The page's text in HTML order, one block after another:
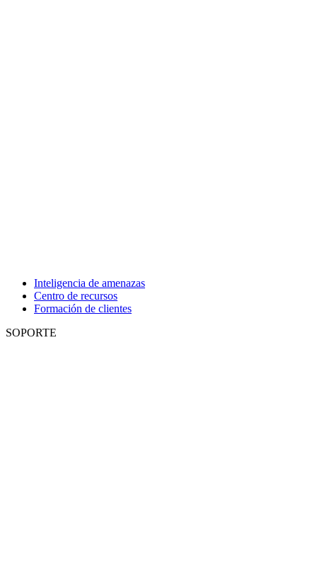
Inteligencia de amenazas
Centro de recursos
Formación de clientes
SOPORTE